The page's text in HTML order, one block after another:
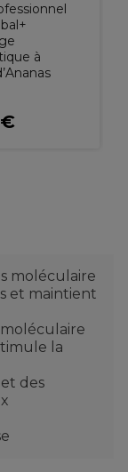
à
moléculaire
et maintient
moléculaire
la
des